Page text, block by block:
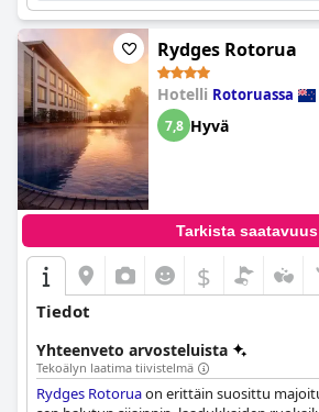
Rydges Rotorua
Hotelli Rotoruassa
7,8 Hyvä
Tarkista saatavuus
$
Tiedot
Yhteenveto arvosteluista
Tekoälyn laatima tiivistelmä
Rydges Rotoruaon erittäin suosittu